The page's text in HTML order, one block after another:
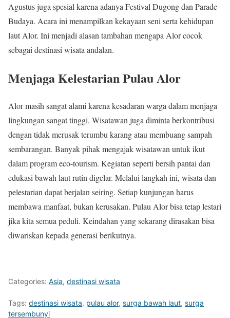
Agustus juga spesial karena adanya Festival Dugong dan Parade
Budaya. Acara ini menampilkan kekayaan seni serta kehidupan
laut Alor. Ini menjadi alasan tambahan mengapa Alor cocok
sebagai destinasi wisata andalan.
Menjaga Kelestarian Pulau Alor
Alor masih sangat alami karena kesadaran warga dalam menjaga
lingkungan sangat tinggi. Wisatawan juga diminta berkontribusi
dengan tidak merusak terumbu karang atau membuang sampah
sembarangan. Banyak pihak mengajak wisatawan untuk ikut
dalam program eco-tourism. Kegiatan seperti bersih pantai dan
edukasi bawah laut rutin digelar. Melalui langkah ini, wisata dan
pelestarian dapat berjalan seiring. Setiap kunjungan harus
membawa manfaat, bukan kerusakan. Pulau Alor bisa tetap lestari
jika kita semua peduli. Keindahan yang sekarang dirasakan bisa
diwariskan kepada generasi berikutnya.
Categories: Asia, destinasi wisata
Tags: destinasi wisata, pulau alor, surga bawah laut, surga
tersembunyi